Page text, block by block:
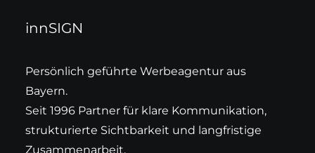
innSIGN
Persönlich geführte Werbeagentur aus
Bayern.
Seit 1996 Partner für klare Kommunikation,
strukturierte Sichtbarkeit und langfristige
Zusammenarbeit.